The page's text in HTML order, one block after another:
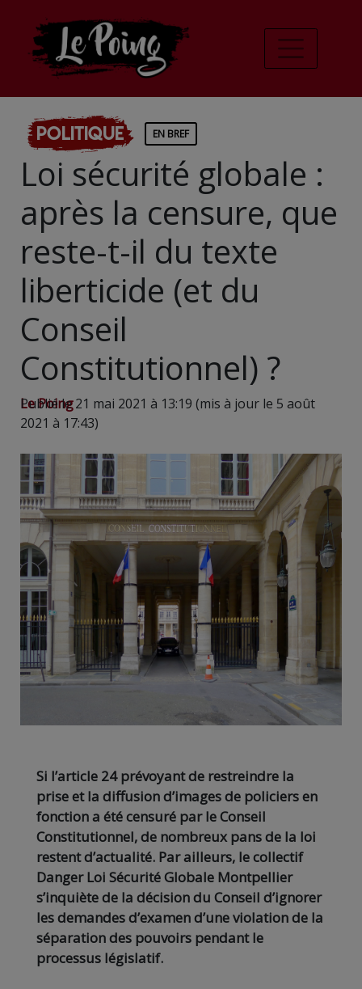
Politique EN BREF
Loi sécurité globale :
après la censure, que
reste-t-il du texte
liberticide (et du
Conseil
Constitutionnel) ?
Le Poing
Publié le 21 mai 2021 à 13:19 (mis à jour le 5 août
2021 à 17:43)
Si l’article 24 prévoyant de restreindre la
prise et la diffusion d’images de policiers en
fonction a été censuré par le Conseil
Constitutionnel, de nombreux pans de la loi
restent d’actualité. Par ailleurs, le collectif
Danger Loi Sécurité Globale Montpellier
s’inquiète de la décision du Conseil d’ignorer
les demandes d’examen d’une violation de la
séparation des pouvoirs pendant le
processus législatif.